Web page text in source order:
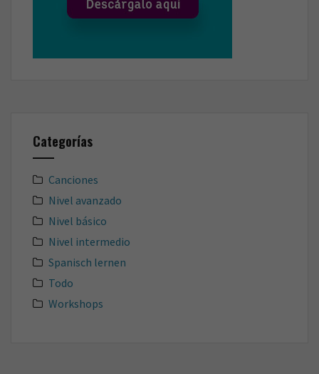
Categorías
Canciones
Nivel avanzado
Nivel básico
Nivel intermedio
Spanisch lernen
Todo
Workshops